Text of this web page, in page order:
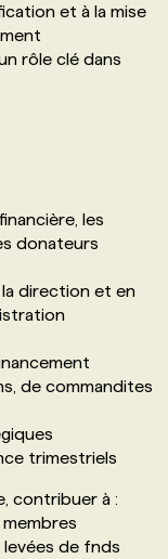
et à la mise
rôle clé dans
les
donateurs
direction et en
de commandites
trimestriels
contribuer à :
de fnds